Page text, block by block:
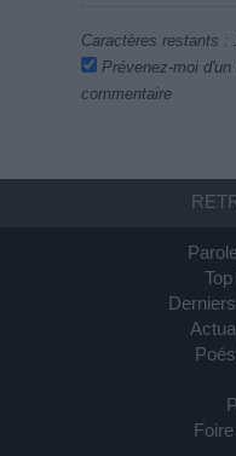
Caractères restants :
Prévenez-moi d'un
commentaire